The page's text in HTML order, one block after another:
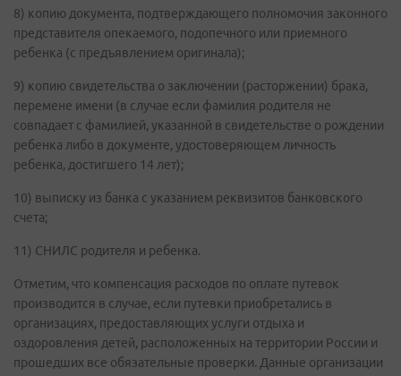
8) копию документа, подтверждающего полномочия законного
представителя опекаемого, подопечного или приемного
ребенка (с предъявлением оригинала);
9) копию свидетельства о заключении (расторжении) брака,
перемене имени (в случае если фамилия родителя не
совпадает с фамилией, указанной в свидетельстве о рождении
ребенка либо в документе, удостоверяющем личность
ребенка, достигшего 14 лет);
10) выписку из банка с указанием реквизитов банковского
счета;
11) СНИЛС родителя и ребенка.
Отметим, что компенсация расходов по оплате путевок
производится в случае, если путевки приобретались в
организациях, предоставляющих услуги отдыха и
оздоровления детей, расположенных на территории России и
прошедших все обязательные проверки. Данные организации